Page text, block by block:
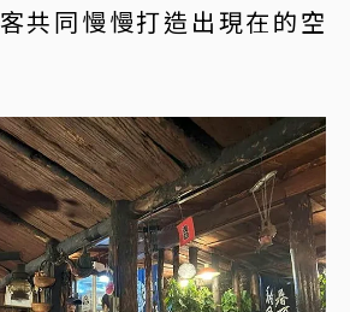
共同慢慢打造出現在的空